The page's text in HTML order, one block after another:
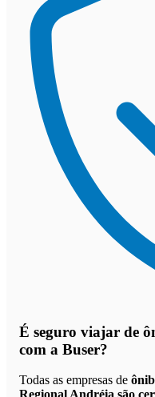
É seguro viajar de
com a Buser?
Todas as empresas de